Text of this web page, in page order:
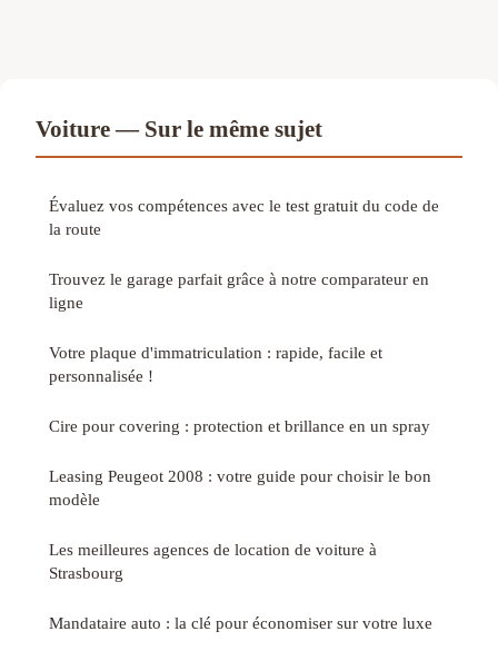
Voiture — Sur le même sujet
Évaluez vos compétences avec le test gratuit du code de
la route
Trouvez le garage parfait grâce à notre comparateur en
ligne
Votre plaque d'immatriculation : rapide, facile et
personnalisée !
Cire pour covering : protection et brillance en un spray
Leasing Peugeot 2008 : votre guide pour choisir le bon
modèle
Les meilleures agences de location de voiture à
Strasbourg
Mandataire auto : la clé pour économiser sur votre luxe